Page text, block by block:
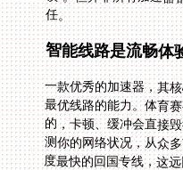
任。
智能线路是流畅体
一款优秀的加速器，其
最优线路的能力。体育
的，卡顿、缓冲会直接
测你的网络状况，从众
度最快的回国专线，这